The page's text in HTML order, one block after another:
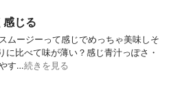
じる
ムージーって感じでめっちゃ美味しそ
比べて味が薄い？感じ青汁っぽさ・
す…続きを見る